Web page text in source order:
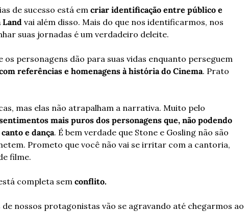
de sucesso está em criar identificação entre público e
Land vai além disso. Mais do que nos identificarmos, nos
suas jornadas é um verdadeiro deleite.
personagens dão para suas vidas enquanto perseguem
referências e homenagens à história do Cinema. Prato
mas elas não atrapalham a narrativa. Muito pelo
mais puros dos personagens que, não podendo
e dança. É bem verdade que Stone e Gosling não são
Prometo que você não vai se irritar com a cantoria,
filme.
completa sem conflito.
nossos protagonistas vão se agravando até chegarmos ao